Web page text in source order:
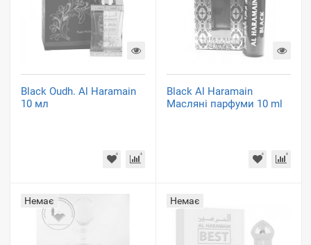
Black Oudh. Al Haramain
10 мл
Black Al Haramain
Масляні парфуми 10 ml
Немає Немає